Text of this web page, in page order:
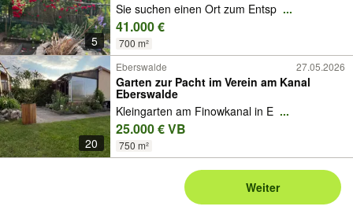
5
Sie suchen einen Ort zum Entsp ...
41.000 €
700 m²
20
Eberswalde 27.05.2026
Garten zur Pacht im Verein am Kanal
Eberswalde
Kleingarten am Finowkanal in E ...
25.000 € VB
750 m²
Weiter